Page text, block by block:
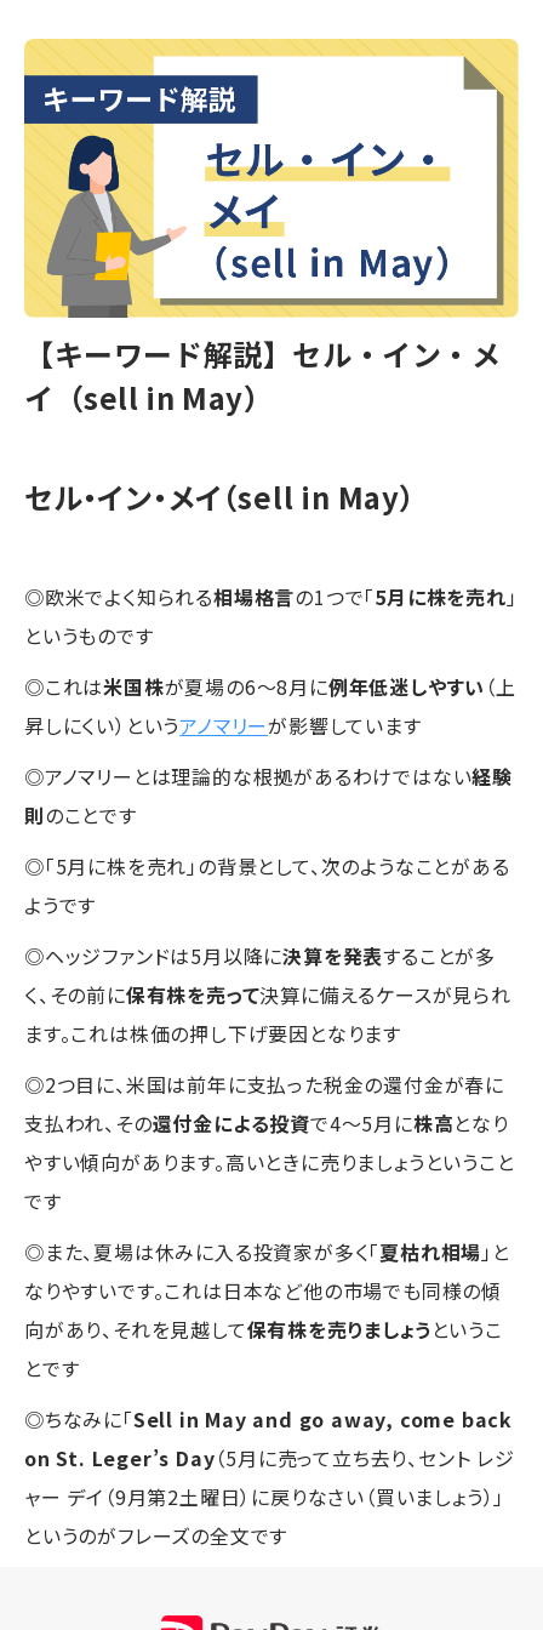
【キーワード解説】セル・イン・メ
イ（sell in May）
セル・イン・メイ（sell in May）
◎欧米でよく知られる相場格言の1つで「5月に株を売れ 」
というものです
◎これは米国株が夏場の6～8月に例年低迷しやすい （上
昇しにくい）というアノマリーが影響しています
◎アノマリーとは理論的な根拠があるわけではない経験
則のことです
◎「5月に株を売れ」の背景として、次のようなことがある
ようです
◎ヘッジファンドは5月以降に決算を発表することが多
く、その前に保有株を売って決算に備えるケースが見られ
ます。これは株価の押し下げ要因となります
◎2つ目に、米国は前年に支払った税金の還付金が春に
支払われ、その還付金による投資で4～5月に株高となり
やすい傾向があります。高いときに売りましょうということ
です
◎また、夏場は休みに入る投資家が多く「夏枯れ相場 」と
なりやすいです。これは日本など他の市場でも同様の傾
向があり、それを見越して保有株を売りましょう というこ
とです
◎ちなみに「Sell in May and go away, come back
on St. Leger’s Day（5月に売って立ち去り、セント レジ
ャー デイ（9月第2土曜日）に戻りなさい（買いましょう）」
というのがフレーズの全文です